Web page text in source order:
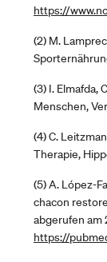
https://
(2) M.
(3) I. Elmafda,
Menschen,
(4) C.
Therapie,
(5) A. López-
chacon
abgerufen am
https://